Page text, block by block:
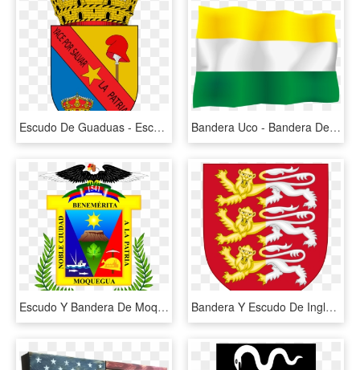
Escudo De Guaduas - Escudo Y Bandera De Guaduas Cundinamarca, HD Png Download Bandera Uco - Bandera De Color Amarillo Blanco Y Verde, HD Png Download
Escudo Y Bandera De Moquegua, HD Png Download Bandera Y Escudo De Inglaterra, HD Png Download